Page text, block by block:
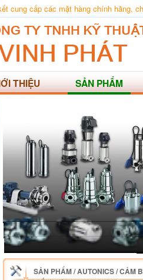
cung cấp các mặt hàng chính hãng,
THIỆU SẢN PHẨM
SẢN PHẨM/AUTONICS/CẢM